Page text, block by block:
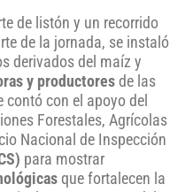
de listón y un recorrido
de la jornada, se instaló
derivados del maíz y
y productores de las
contó con el apoyo del
Forestales, Agrícolas
Nacional de Inspección
para mostrar
que fortalecen la